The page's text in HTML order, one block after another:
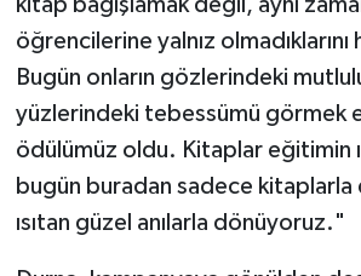
kitap bağışlamak değil, aynı
öğrencilerine yalnız
Bugün onların gözlerindeki
yüzlerindeki tebessümü görmek
ödülümüz oldu. Kitaplar eğitimin
bugün buradan sadece kitaplarla
ısıtan güzel anılarla dönüyoruz."